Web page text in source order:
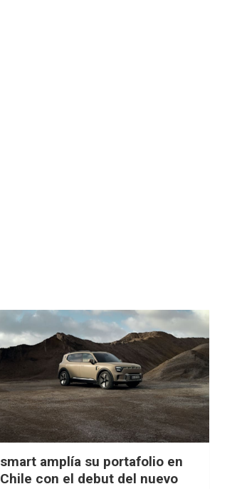
smart amplía su portafolio en
Chile con el debut del nuevo